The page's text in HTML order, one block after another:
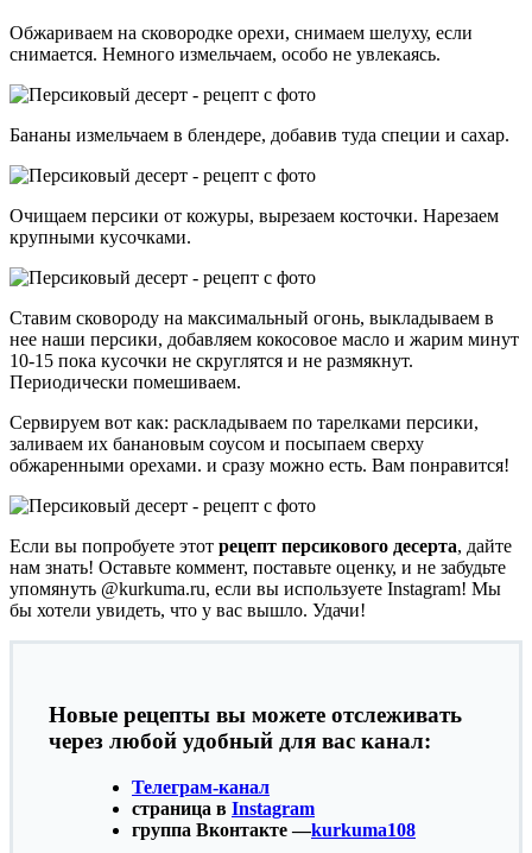
Обжариваем на сковородке орехи, снимаем шелуху, если
снимается. Немного измельчаем, особо не увлекаясь.
Бананы измельчаем в блендере, добавив туда специи и сахар.
Очищаем персики от кожуры, вырезаем косточки. Нарезаем
крупными кусочками.
Ставим сковороду на максимальный огонь, выкладываем в
нее наши персики, добавляем кокосовое масло и жарим минут
10-15 пока кусочки не скруглятся и не размякнут.
Периодически помешиваем.
Сервируем вот как: раскладываем по тарелками персики,
заливаем их банановым соусом и посыпаем сверху
обжаренными орехами. и сразу можно есть. Вам понравится!
Если вы попробуете этот рецепт персикового десерта, дайте
нам знать! Оставьте коммент, поставьте оценку, и не забудьте
упомянуть @kurkuma.ru, если вы используете Instagram! Мы
бы хотели увидеть, что у вас вышло. Удачи!
Новые рецепты вы можете отслеживать
через любой удобный для вас канал:
Телеграм-канал
страница в Instagram
группа Вконтакте —kurkuma108